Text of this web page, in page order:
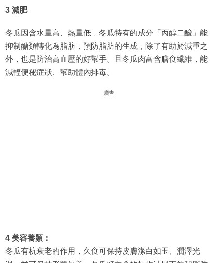
3 減肥
冬瓜因含水量高、熱量低，冬瓜特有的成分「丙醇二酸」能
抑制醣類轉化為脂肪，預防脂肪的生成，除了有助於減重之
外，也是防治高血壓的好幫手。且冬瓜肉富含膳食纖維，能
減輕便秘症狀、幫助體內排毒。
廣告
4 美容養顏：
冬瓜有杭衰老的作用，久食可保持皮膚潔白如玉、潤澤光